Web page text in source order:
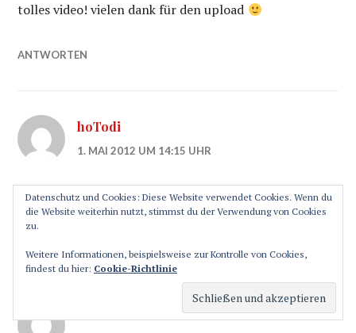
tolles video! vielen dank für den upload
ANTWORTEN
hoTodi
1. MAI 2012 UM 14:15 UHR
[..YouTube..] Danke, würde mich über ein Abo freuen
Datenschutz und Cookies: Diese Website verwendet Cookies. Wenn du
die Website weiterhin nutzt, stimmst du der Verwendung von Cookies
zu.
Weitere Informationen, beispielsweise zur Kontrolle von Cookies,
findest du hier: Cookie-Richtlinie